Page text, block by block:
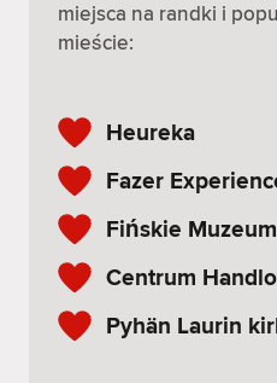
miejsca na randki i
mieście:
Heureka
Fazer
Fińskie
Centrum
Pyhän Laurin